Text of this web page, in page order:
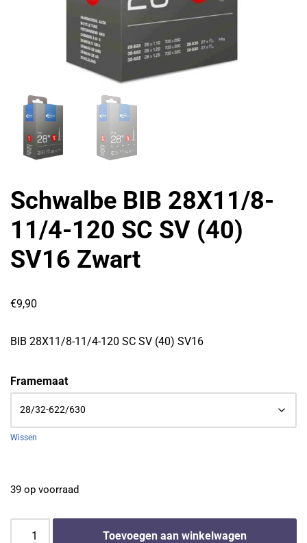
Schwalbe BIB 28X11/8-
11/4-120 SC SV (40)
SV16 Zwart
€9,90
BIB 28X11/8-11/4-120 SC SV (40) SV16
Framemaat
Wissen
39 op voorraad
Toevoegen aan winkelwagen